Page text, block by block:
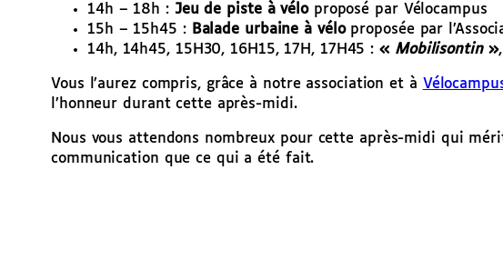
14h – 18h : Jeu de piste à véloproposé par Vélocampus
15h – 15h45 : Balade urbaine à véloproposée par
14h, 14h45, 15H30, 16H15, 17H, 17H45 :« Mobilisontin »
Vous l’aurez compris, grâce à notre association et à
l’honneur durant cette après-midi.
Nous vous attendons nombreux pour cette après-midi qui
communication que ce qui a été fait.